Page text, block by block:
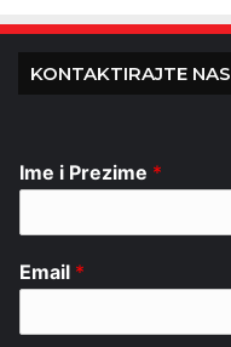
KONTAKTIRAJTE NAS
Ime i Prezime *
Email *